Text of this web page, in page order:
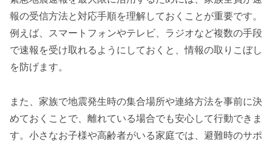
報の受信方法と対応手順を理解しておくことが重要です。
例えば、スマートフォンやテレビ、ラジオなど複数の手段
で速報を受け取れるようにしておくと、情報の取りこぼし
を防げます。
また、家族で地震発生時の集合場所や連絡方法を事前に決
めておくことで、離れている場合でも安心して行動できま
す。小さなお子様や高齢者がいる家庭では、避難時のサポ